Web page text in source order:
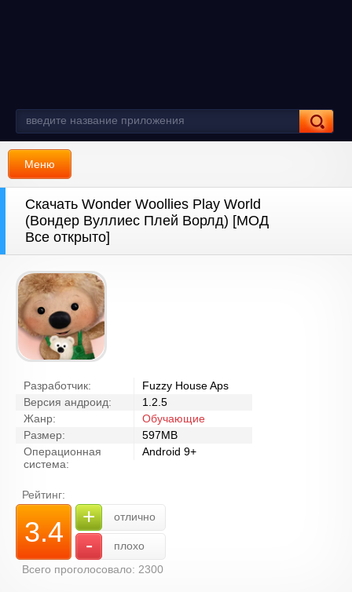
Меню
Скачать Wonder Woollies Play World
(Вондер Вуллиес Плей Ворлд) [МОД
Все открыто]
Разработчик:
Fuzzy House Aps
Версия андроид:
1.2.5
Жанр:
Обучающие
Размер:
597MB
Операционная
система:
Android 9+
Рейтинг:
3.4 + отлично
-
плохо
Всего проголосовало: 2300